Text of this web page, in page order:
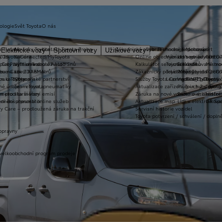
Elektrické vozy Sportovní vozy
Užitkové vozyVybrat vhodné financování
Vybrat vhodné
Toyota Kredit
Toyota Easy
Leasing KINTO One
zimních kol
na rok ZDARMA
Extracare
pro starší vozy
pneumatik
Care – prodloužená záruka na trakční
program prodeje
Zákaznická zóna
Online objednání do servisu
Kalkulátor servisních úkonů
Zákaznický portál Moje Toyota
Služby Toyota Connected/MyToyota
Aktualizace zařízení Touch 2 s
Záruka na nové vozidlo a asistenční
Aktualizace map
Servisní historie vozidel
Toyota potvrzení / schválení /
T-mate
Toyota Connected/MyToyota
CarPlay™ a Android Auto™
e-Call
u Toyoty
údaje – emise, pneumatiky
metodika měření emisí
dosutpnosti online služeb
Technologie pohonu
Let's go beyond
Elektrifikované
Plně hybridní
Vodíkový palivový
Plug-in hybrid
Bateriové
Lídr v
Svět Toyota
Novinky Toyota
Kariéra
Výtvarná soutěž Auto Snů
Lovci Kilometrů
Olympijské partnerství
Team Toyota
Motorsport
GR
O nás
Kontakt Toyota Praha